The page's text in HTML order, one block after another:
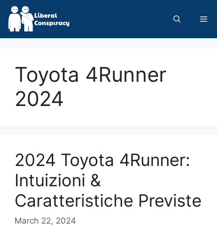
Skip
content
Toyota 4Runner
2024
2024 Toyota 4Runner:
Intuizioni &
Caratteristiche Previste
March 22, 2024